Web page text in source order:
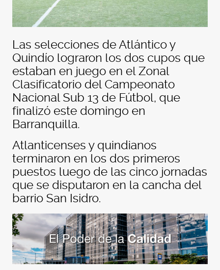
Las selecciones de Atlántico y
Quindío lograron los dos cupos que
estaban en juego en el Zonal
Clasificatorio del Campeonato
Nacional Sub 13 de Fútbol, que
finalizó este domingo en
Barranquilla.
Atlanticenses y quindianos
terminaron en los dos primeros
puestos luego de las cinco jornadas
que se disputaron en la cancha del
barrio San Isidro.